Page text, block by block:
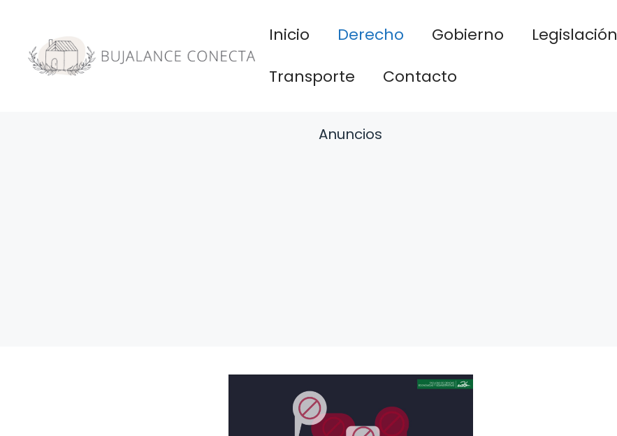
contenido
Inicio Derecho Gobierno Legislación
Transporte
Contacto
Anuncios